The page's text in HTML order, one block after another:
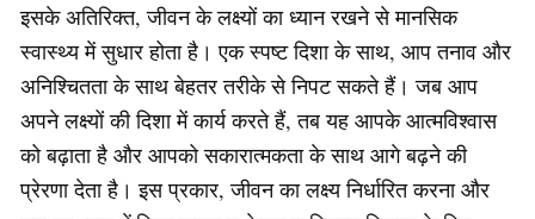
इसके अतिरिक्त, जीवन के लक्ष्यों का ध्यान रखने से मानसिक
स्वास्थ्य में सुधार होता है। एक स्पष्ट दिशा के साथ, आप तनाव और
अनिश्चितता के साथ बेहतर तरीके से निपट सकते हैं। जब आप
अपने लक्ष्यों की दिशा में कार्य करते हैं, तब यह आपके आत्मविश्वास
को बढ़ाता है और आपको सकारात्मकता के साथ आगे बढ़ने की
प्रेरणा देता है। इस प्रकार, जीवन का लक्ष्य निर्धारित करना और